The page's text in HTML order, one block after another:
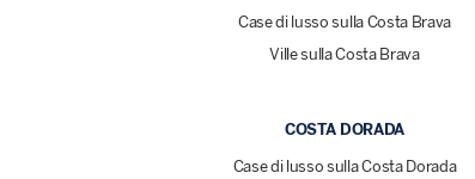
Case di lusso sulla Costa Brava
Ville sulla Costa Brava
COSTA DORADA
Case di lusso sulla Costa Dorada